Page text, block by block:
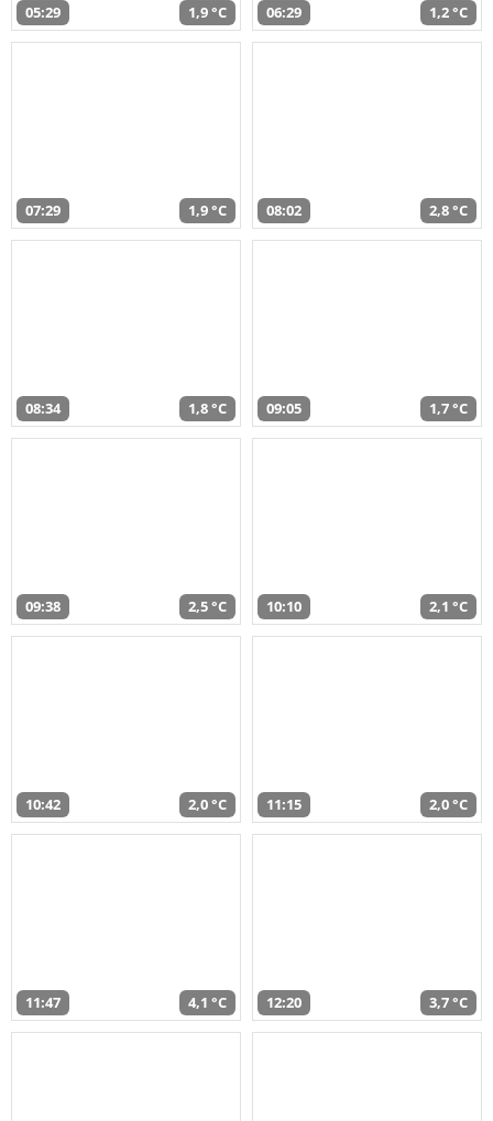
05:29 1,9 °C 06:29 1,2 °C
07:29 1,9 °C 08:02 2,8 °C
08:34 1,8 °C 09:05 1,7 °C
09:38 2,5 °C 10:10 2,1 °C
10:42 2,0 °C 11:15 2,0 °C
11:47 4,1 °C 12:20 3,7 °C